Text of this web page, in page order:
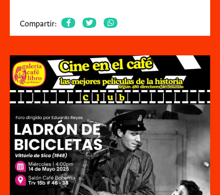
Compartir: